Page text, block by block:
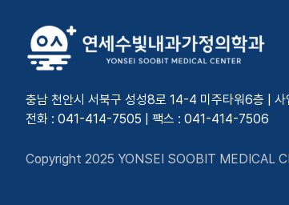
충남 천안시 서북구 성성8로 14-4 미주타워6층 |
전화 : 041-414-7505 | 팩스 : 041-414-7506
Copyright 2025 YONSEI SOOBIT MEDICAL